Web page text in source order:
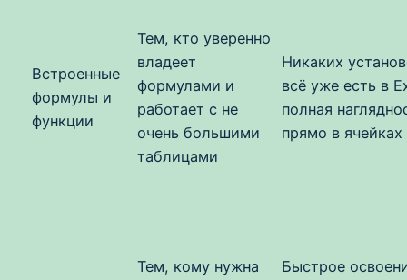
Встроенные
формулы и
функции
Тем, кто уверенно
владеет
формулами и
работает с не
очень большими
таблицами
Никаких
всё уже есть в
полная
прямо в ячейках
Тем, кому нужна
Быстрое